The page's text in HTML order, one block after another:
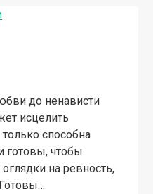
до ненависти
исцелить
способна
готовы, чтобы
на ревность,